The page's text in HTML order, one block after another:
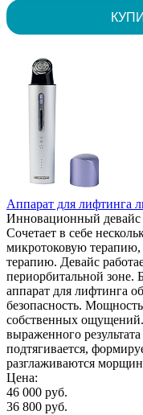
Аппарат для лифтинга
Инновационный
Сочетает в себе
микротоковую
терапию. Девайс
периорбитальной зоне.
аппарат для лифтинга
безопасность.
собственных ощущений.
выраженного
подтягивается,
разглаживаются
Цена:
46 000 руб.
36 800 руб.